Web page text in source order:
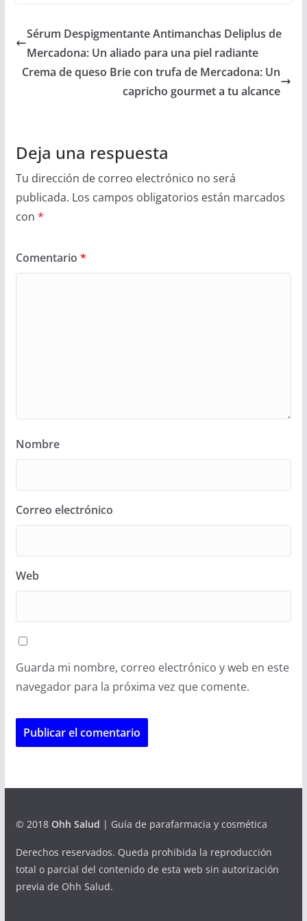
Sérum Despigmentante Antimanchas Deliplus de
Mercadona: Un aliado para una piel radiante
Crema de queso Brie con trufa de Mercadona: Un
capricho gourmet a tu alcance
Deja una respuesta
Tu dirección de correo electrónico no será
publicada. Los campos obligatorios están marcados
con *
Comentario *
Nombre
Correo electrónico
Web
Guarda mi nombre, correo electrónico y web en este
navegador para la próxima vez que comente.
© 2018 Ohh Salud | Guía de parafarmacia y cosmética
Derechos reservados. Queda prohibida la reproducción
total o parcial del contenido de esta web sin autorización
previa de Ohh Salud.